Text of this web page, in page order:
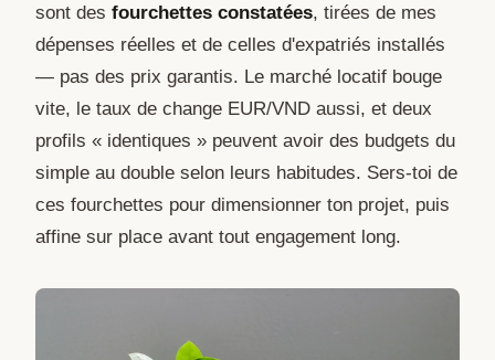
sont des fourchettes constatées, tirées de mes
dépenses réelles et de celles d'expatriés installés
— pas des prix garantis. Le marché locatif bouge
vite, le taux de change EUR/VND aussi, et deux
profils « identiques » peuvent avoir des budgets du
simple au double selon leurs habitudes. Sers-toi de
ces fourchettes pour dimensionner ton projet, puis
affine sur place avant tout engagement long.